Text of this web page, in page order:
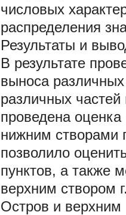
числовых
распределения
Результаты и
В результате
выноса
различных
проведена
нижним створами
позволило
пунктов, а также
верхним створом
Остров и верхним